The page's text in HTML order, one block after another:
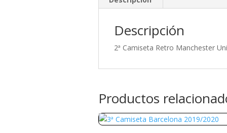
Descripción
2ª Camiseta Retro Manchester
Productos